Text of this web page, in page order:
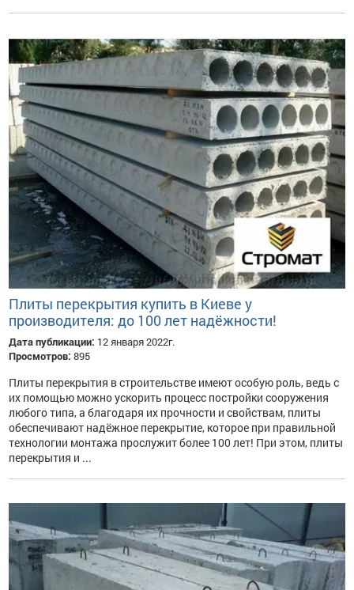
Плиты перекрытия купить в Киеве у
производителя: до 100 лет надёжности!
Дата публикации: 12 января 2022г.
Просмотров: 895
Плиты перекрытия в строительстве имеют особую роль, ведь с
их помощью можно ускорить процесс постройки сооружения
любого типа, а благодаря их прочности и свойствам, плиты
обеспечивают надёжное перекрытие, которое при правильной
технологии монтажа прослужит более 100 лет! При этом, плиты
перекрытия и ...